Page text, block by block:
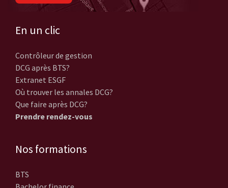
En un clic
Contrôleur de gestion
DCG après BTS?
Extranet ESGF
Où trouver les annales DCG?
Que faire après DCG?
Prendre rendez-vous
Nos formations
BTS